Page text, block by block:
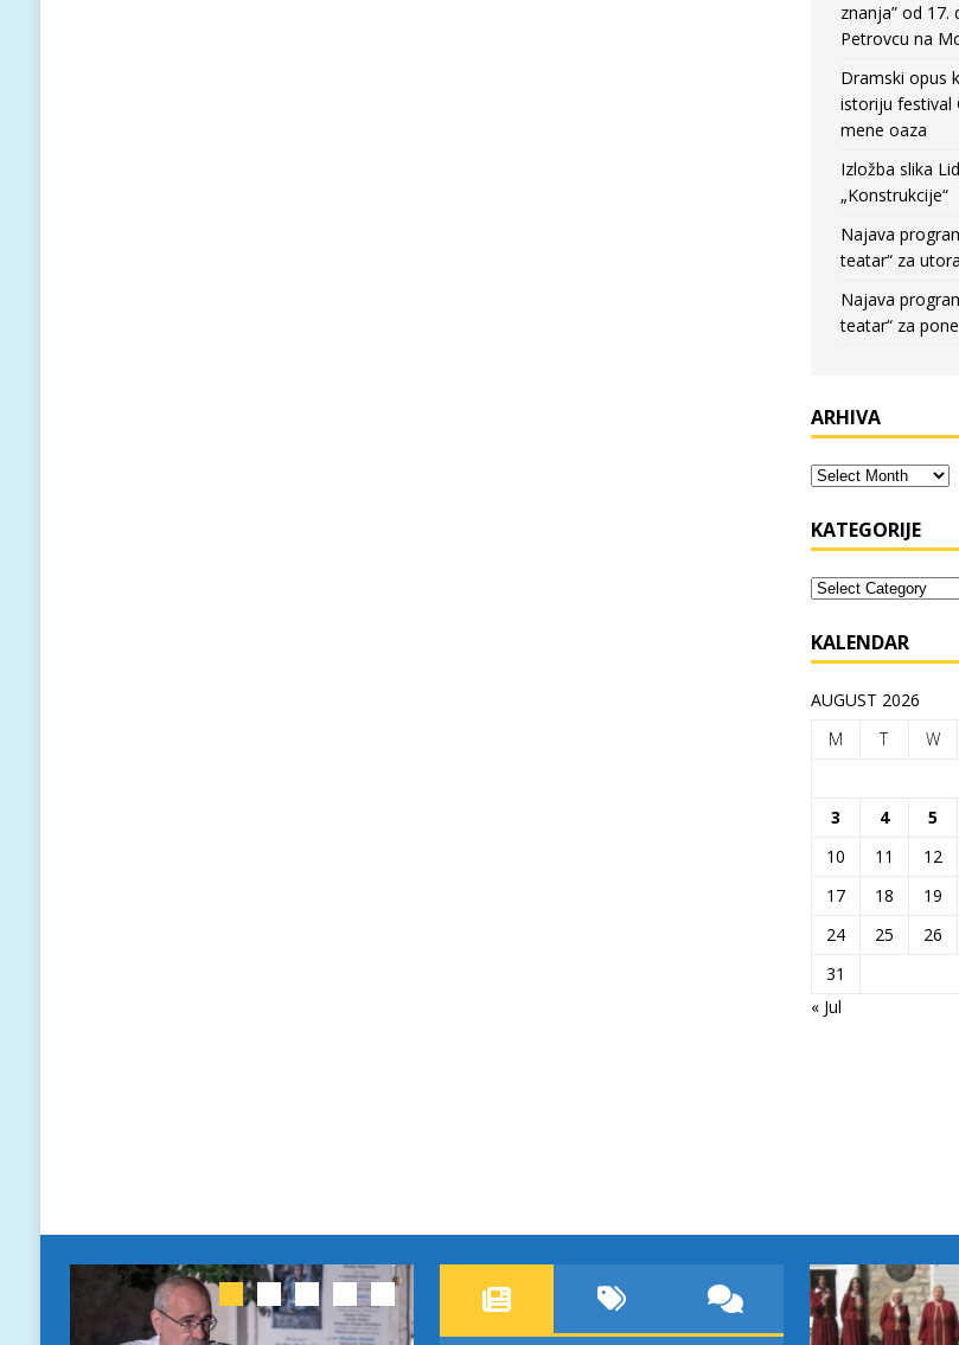
znanja” od 17.
Petrovcu na
Dramski opus
istoriju festival
mene oaza
Izložba slika
„Konstrukcije“
Najava
teatar“ za
Najava
teatar“ za
ARHIVA
KATEGORIJE
KALENDAR
AUGUST 2026
M
T W
3
4 5
10
11 12
17
18 19
24
25 26
31
« Jul